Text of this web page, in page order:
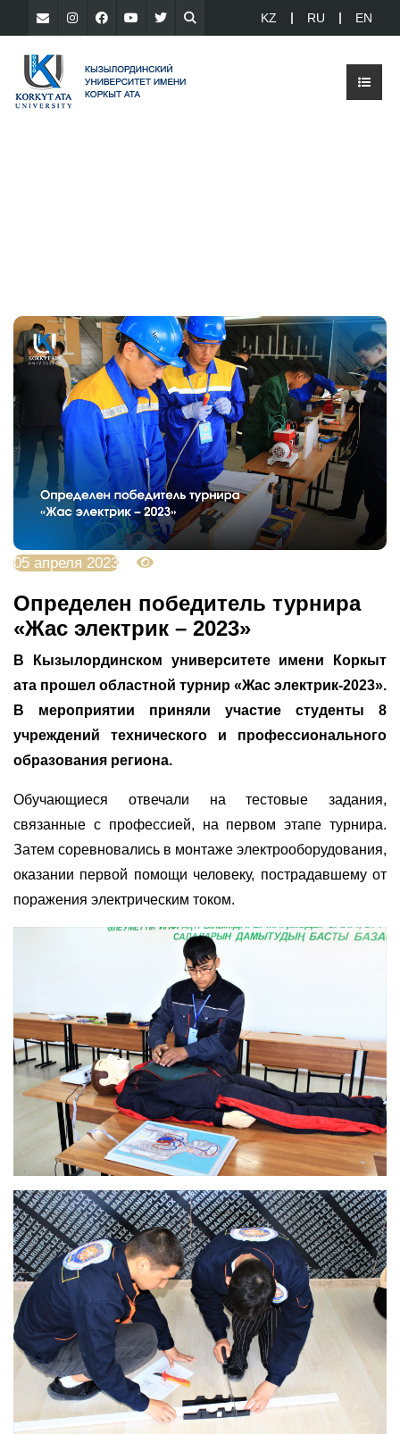
KZ RU EN
05 апреля 2023
Определен победитель турнира
«Жас электрик – 2023»
В Кызылординском университете имени Коркыт
ата прошел областной турнир «Жас электрик-2023».
В мероприятии приняли участие студенты 8
учреждений технического и профессионального
образования региона.
Обучающиеся отвечали на тестовые задания,
связанные с профессией, на первом этапе турнира.
Затем соревновались в монтаже электрооборудования,
оказании первой помощи человеку, пострадавшему от
поражения электрическим током.